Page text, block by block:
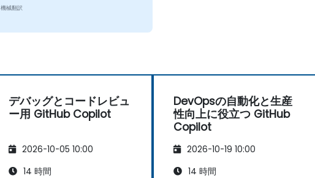
機械翻訳
デバッグとコードレビュ
ー用 GitHub Copilot
2026-10-05 10:00
14 時間
DevOpsの自動化と生産
性向上に役立つ GitHub
Copilot
2026-10-19 10:00
14 時間